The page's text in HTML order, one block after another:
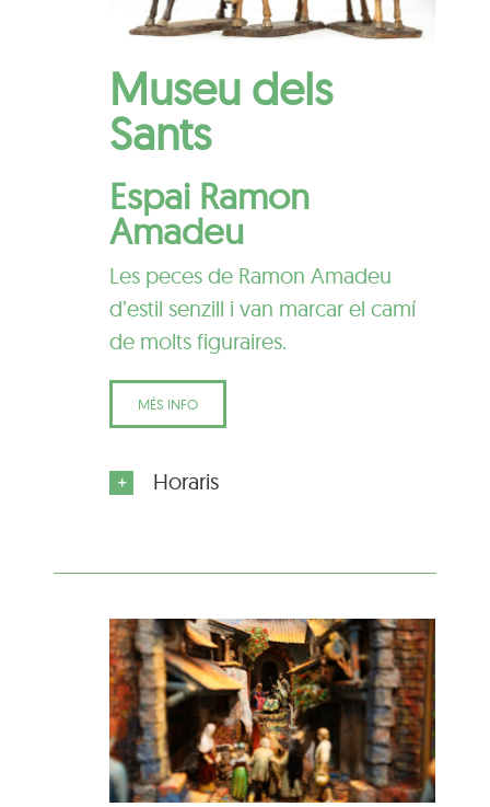
Museu dels
Sants
Espai Ramon
Amadeu
Les peces de Ramon Amadeu
d’estil senzill i van marcar el camí
de molts figuraires.
MÉS INFO
Horaris